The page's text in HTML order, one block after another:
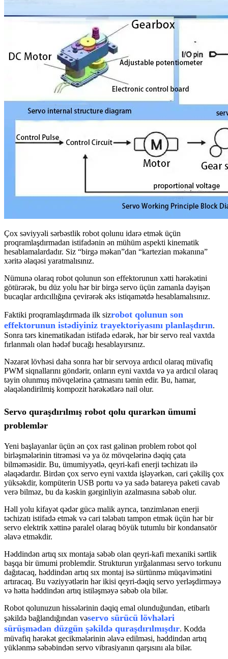
Çox səviyyəli sərbəstlik robot qolunu idarə etmək üçün
proqramlaşdırmadan istifadənin ən mühüm aspekti kinematik
hesablamalardadır. Siz “birgə məkan”dan “kartezian məkanına”
xəritə əlaqəsi yaratmalısınız.
Nümunə olaraq robot qolunun son effektorunun xətti hərəkətini
götürərək, bu düz yolu hər bir birgə servo üçün zamanla dəyişən
bucaqlar ardıcıllığına çevirərək əks istiqamətdə hesablamalısınız.
Faktiki proqramlaşdırmada ilk sizrobot qolunun son
effektorunun istədiyiniz trayektoriyasını planlaşdırın.
Sonra tərs kinematikadan istifadə edərək, hər bir servo real vaxtda
fırlanmalı olan hədəf bucağı hesablayırsınız.
Nəzarət lövhəsi daha sonra hər bir servoya ardıcıl olaraq müvafiq
PWM siqnallarını göndərir, onların eyni vaxtda və ya ardıcıl olaraq
təyin olunmuş mövqelərinə çatmasını təmin edir. Bu, hamar,
əlaqələndirilmiş kompozit hərəkətlərə nail olur.
Servo quraşdırılmış robot qolu qurarkən ümumi
problemlər
Yeni başlayanlar üçün ən çox rast gəlinən problem robot qol
birləşmələrinin titrəməsi və ya öz mövqelərinə dəqiq çata
bilməməsidir. Bu, ümumiyyətlə, qeyri-kafi enerji təchizatı ilə
əlaqədardır. Birdən çox servo eyni vaxtda işləyərkən, cari çəkiliş çox
yüksəkdir, kompüterin USB portu və ya sadə batareya paketi cavab
verə bilməz, bu da kəskin gərginliyin azalmasına səbəb olur.
Həll yolu kifayət qədər gücə malik ayrıca, tənzimlənən enerji
təchizatı istifadə etmək və cari tələbatı tampon etmək üçün hər bir
servo elektrik xəttinə paralel olaraq böyük tutumlu bir kondansatör
əlavə etməkdir.
Həddindən artıq sıx montaja səbəb olan qeyri-kafi mexaniki sərtlik
başqa bir ümumi problemdir. Strukturun yırğalanması servo torkunu
dağıtacaq, həddindən artıq sıx montaj isə sürtünmə müqavimətini
artıracaq. Bu vəziyyətlərin hər ikisi qeyri-dəqiq servo yerləşdirməyə
və hətta həddindən artıq istiləşməyə səbəb ola bilər.
Robot qolunuzun hissələrinin dəqiq emal olunduğundan, etibarlı
şəkildə bağlandığından vəservo sürücü lövhələri
sürüşmədən düzgün şəkildə quraşdırılmışdır. Kodda
müvafiq hərəkət gecikmələrinin əlavə edilməsi, həddindən artıq
yüklənmə səbəbindən servo vibrasiyanın qarşısını ala bilər.